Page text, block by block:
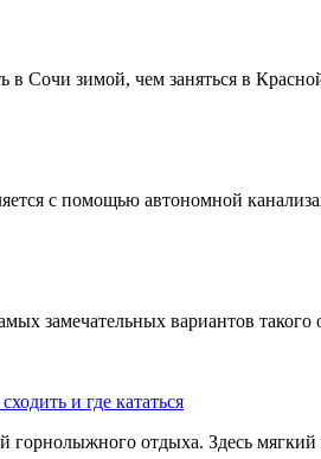
в Сочи зимой, чем заняться в
с помощью автономной
замечательных вариантов такого
и где кататься
горнолыжного отдыха. Здесь